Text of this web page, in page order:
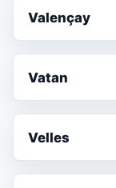
Valençay
Vatan
Velles